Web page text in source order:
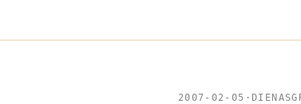
2007-02-05 ·